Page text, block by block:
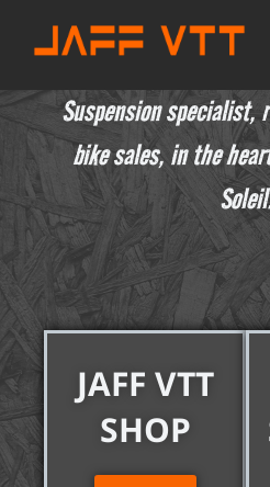
Suspension specialist,
bike sales, in the
JAFF VTT
SHOP